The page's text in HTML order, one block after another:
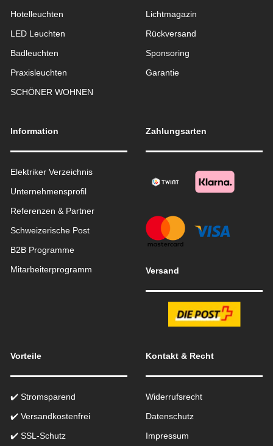
Hotelleuchten
LED Leuchten
Badleuchten
Praxisleuchten
SCHÖNER WOHNEN
Lichtmagazin
Rückversand
Sponsoring
Garantie
Information
Elektriker Verzeichnis
Unternehmensprofil
Referenzen & Partner
Schweizerische Post
B2B Programme
Mitarbeiterprogramm
Zahlungsarten
Versand
Vorteile
✔️ Stromsparend
✔️ Versandkostenfrei
✔️ SSL-Schutz
Kontakt & Recht
Widerrufsrecht
Datenschutz
Impressum